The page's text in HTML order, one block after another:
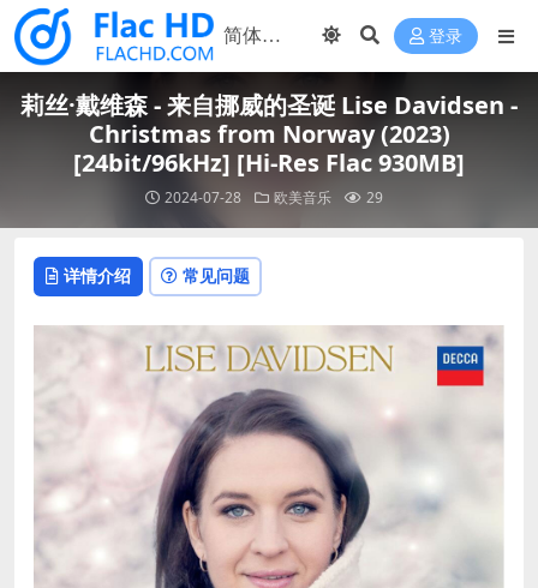
登录
莉丝·戴维森 - 来自挪威的圣诞 Lise Davidsen -
Christmas from Norway (2023)
[24bit/96kHz] [Hi-Res Flac 930MB]
2024-07-28 欧美音乐 29
详情介绍 常见问题